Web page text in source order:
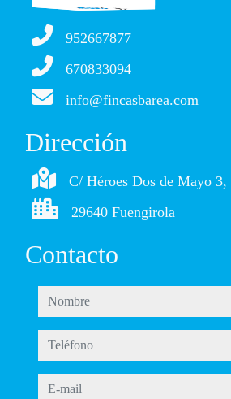
952667877
670833094
info@fincasbarea.com
Dirección
C/ Héroes Dos de Mayo
29640 Fuengirola
Contacto
nombre
teléfono
e-mail